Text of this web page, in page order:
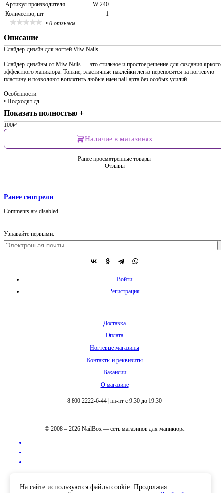
Артикул производителя
W-240
Количество, шт
1
• 0 отзывов
Описание
Слайдер-дизайн для ногтей Miw Nails
Слайдер-дизайны от Miw Nails — это стильное и простое решение для создания
эффектного маникюра. Тонкие, эластичные наклейки легко переносятся на ногтевую
пластину и позволяют воплотить любые идеи nail-арта без особых усилий.
Особенности:
• Подходят дл…
Показать полностью +
100₽
Наличие в магазинах
Ранее просмотренные товары
Отзывы
Ранее смотрели
Comments are disabled
Узнавайте первыми:
Войти
Регистрация
Доставка
Оплата
Ногтевые магазины
Контакты и реквизиты
Вакансии
О магазине
8 800 2222-6-44 пн-пт с 9:30 до 19:30
© 2008 – 2026 NailBox — сеть магазинов для маникюра
На сайте используются файлы cookie. Продолжая